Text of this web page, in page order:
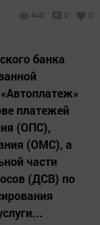
940 0 0
банка
платежей
(ОПС),
(ОМС), а
части
(ДСВ) по